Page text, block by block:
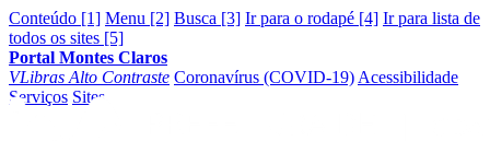
Conteúdo [1] Menu [2] Busca [3] Ir para o rodapé [4] Ir para lista de
todos os sites [5]
Portal Montes Claros
VLibras Alto Contraste Coronavírus (COVID-19) Acessibilidade
Serviços Sites